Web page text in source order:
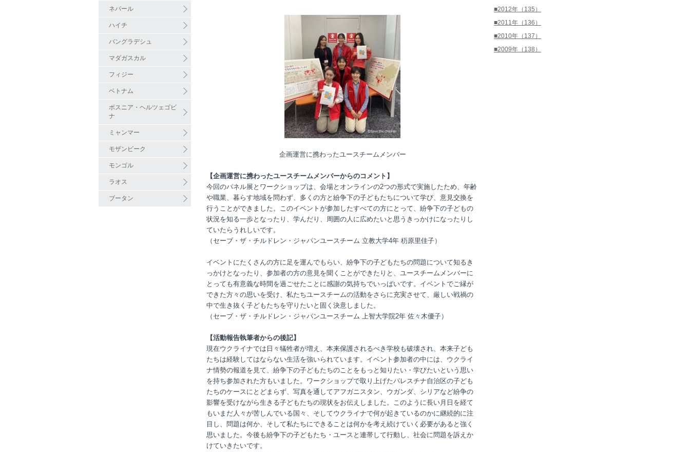
ネパール
ハイチ
バングラデシュ
マダガスカル
フィジー
ベトナム
ボスニア・ヘルツェゴビ
ナ
ミャンマー
モザンビーク
モンゴル
ラオス
ブータン
企画運営に携わったユースチームメンバー
【企画運営に携わったユースチームメンバーからのコメント】
今回のパネル展とワークショップは、会場とオンラインの2つの形式で実施したため、年齢
や職業、暮らす地域を問わず、多くの方と紛争下の子どもたちについて学び、意見交換を
行うことができました。このイベントが参加したすべての方にとって、紛争下の子どもの
状況を知る一歩となったり、学んだり、周囲の人に広めたいと思うきっかけになったりし
ていたらうれしいです。
（セーブ・ザ・チルドレン・ジャパンユースチーム 立教大学4年 杤原里佳子）
イベントにたくさんの方に足を運んでもらい、紛争下の子どもたちの問題について知るき
っかけとなったり、参加者の方の意見を聞くことができたりと、ユースチームメンバーに
とっても有意義な時間を過ごせたことに感謝の気持ちでいっぱいです。イベントでご縁が
できた方々の思いを受け、私たちユースチームの活動をさらに充実させて、厳しい戦禍の
中で生き抜く子どもたちを守りたいと固く決意しました。
（セーブ・ザ・チルドレン・ジャパンユースチーム 上智大学院2年 佐々木優子）
【活動報告執筆者からの後記】
現在ウクライナでは日々犠牲者が増え、本来保護されるべき学校も破壊され、本来子ども
たちは経験してはならない生活を強いられています。イベント参加者の中には、ウクライ
ナ情勢の報道を見て、紛争下の子どもたちのことをもっと知りたい・学びたいという思い
を持ち参加された方もいました。ワークショップで取り上げたパレスチナ自治区の子ども
たちのケースにとどまらず、写真を通してアフガニスタン、ウガンダ、シリアなど紛争の
影響を受けながら生きる子どもたちの現状をお伝えしました。このように長い月日を経て
もいまだ人々が苦しんでいる国々、そしてウクライナで何が起きているのかに継続的に注
目し、問題は何か、そして私たちにできることは何かを考え続けていく必要があると強く
思いました。今後も紛争下の子どもたち・ユースと連帯して行動し、社会に問題を訴えか
けていきたいです。
■2012年（135）
■2011年（136）
■2010年（137）
■2009年（138）